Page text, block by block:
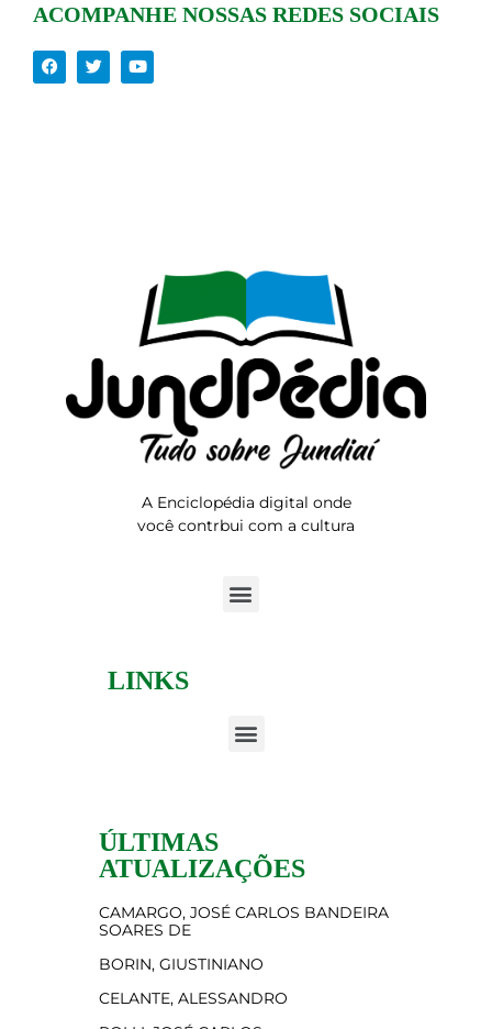
ACOMPANHE NOSSAS REDES SOCIAIS
A Enciclopédia digital onde
você contrbui com a cultura
LINKS
ÚLTIMAS
ATUALIZAÇÕES
CAMARGO, JOSÉ CARLOS BANDEIRA
SOARES DE
BORIN, GIUSTINIANO
CELANTE, ALESSANDRO